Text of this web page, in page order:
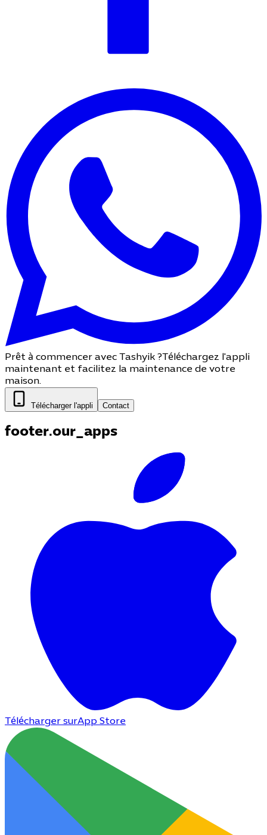
Prêt à commencer avec Tashyik ?Téléchargez l'appli
maintenant et facilitez la maintenance de votre
maison.
Télécharger l'appli Contact
footer.our_apps
Télécharger surApp Store